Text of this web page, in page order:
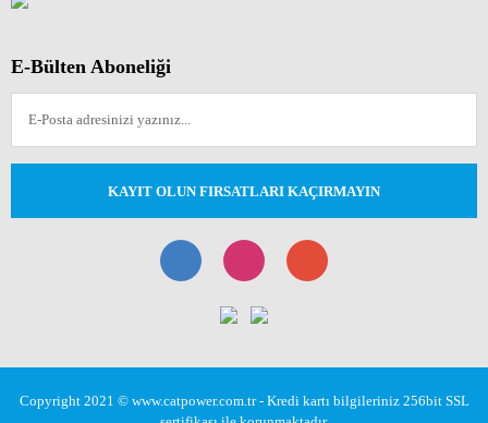
E-Bülten Aboneliği
KAYIT OLUN FIRSATLARI KAÇIRMAYIN
Copyright 2021 © www.catpower.com.tr - Kredi kartı bilgileriniz 256bit SSL